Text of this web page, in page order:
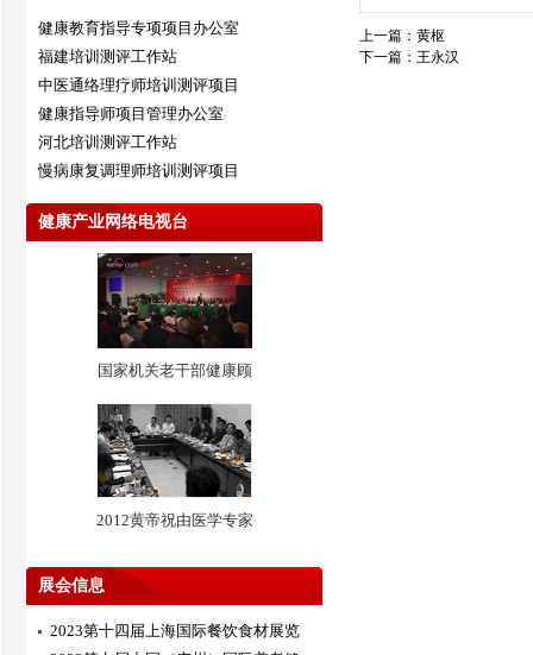
健康教育指导专项项目办公室
福建培训测评工作站
中医通络理疗师培训测评项目
健康指导师项目管理办公室
河北培训测评工作站
慢病康复调理师培训测评项目
健康产业网络电视台
国家机关老干部健康顾
2012黄帝祝由医学专家
展会信息
2023第十四届上海国际餐饮食材展览
上一篇： 黄枢
下一篇： 王永汉